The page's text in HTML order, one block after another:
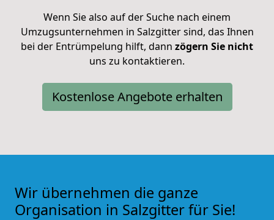
Wenn Sie also auf der Suche nach einem
Umzugsunternehmen in Salzgitter sind, das Ihnen
bei der Entrümpelung hilft, dann zögern Sie nicht
uns zu kontaktieren.
Kostenlose Angebote erhalten
Wir übernehmen die ganze
Organisation in Salzgitter für Sie!